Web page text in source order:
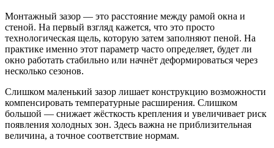
Монтажный зазор — это расстояние между рамой окна и
стеной. На первый взгляд кажется, что это просто
технологическая щель, которую затем заполняют пеной. На
практике именно этот параметр часто определяет, будет ли
окно работать стабильно или начнёт деформироваться через
несколько сезонов.
Слишком маленький зазор лишает конструкцию возможности
компенсировать температурные расширения. Слишком
большой — снижает жёсткость крепления и увеличивает риск
появления холодных зон. Здесь важна не приблизительная
величина, а точное соответствие нормам.